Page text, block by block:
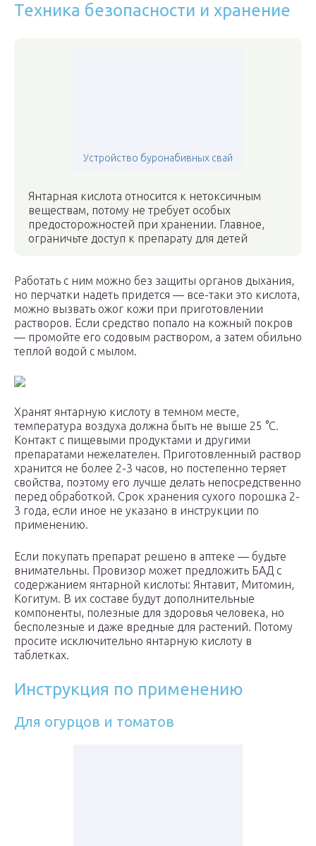
Техника безопасности и хранение
Устройство буронабивных свай
Янтарная кислота относится к нетоксичным
веществам, потому не требует особых
предосторожностей при хранении. Главное,
ограничьте доступ к препарату для детей
Работать с ним можно без защиты органов дыхания,
но перчатки надеть придется — все-таки это кислота,
можно вызвать ожог кожи при приготовлении
растворов. Если средство попало на кожный покров
— промойте его содовым раствором, а затем обильно
теплой водой с мылом.
Хранят янтарную кислоту в темном месте,
температура воздуха должна быть не выше 25 °C.
Контакт с пищевыми продуктами и другими
препаратами нежелателен. Приготовленный раствор
хранится не более 2-3 часов, но постепенно теряет
свойства, поэтому его лучше делать непосредственно
перед обработкой. Срок хранения сухого порошка 2-
3 года, если иное не указано в инструкции по
применению.
Если покупать препарат решено в аптеке — будьте
внимательны. Провизор может предложить БАД с
содержанием янтарной кислоты: Янтавит, Митомин,
Когитум. В их составе будут дополнительные
компоненты, полезные для здоровья человека, но
бесполезные и даже вредные для растений. Потому
просите исключительно янтарную кислоту в
таблетках.
Инструкция по применению
Для огурцов и томатов